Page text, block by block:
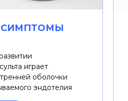
СИМПТОМЫ
играет
оболочки
эндотелия